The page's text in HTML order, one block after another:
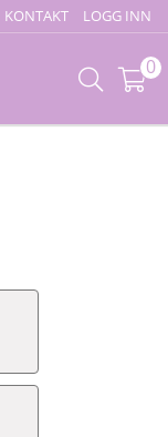
KONTAKT LOGG INN
0